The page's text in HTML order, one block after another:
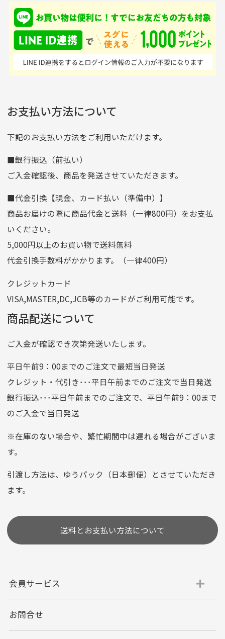
て、ここまでゴルフブラ
ンドの取り扱いがあるの
はすごい。 毎日たくさ
んの商品がアップされて
いるので新作チェックす
ており商品を大切にして
いる感が伝わってきまし
た 「フロント部分に汚
れあり」と記載ありまし
[…]
入金確認後商品発送となります。
※土曜、日曜、祝日は入金確認及び発送業務は致しておりま
せん。
尚、お振込み手数料はお客様ご負担となります。入金確認後
商品発送となります。
ご注文頂いてから7日以内をお振込み期限とさせ
りますのでご了承くださいませ。
支店名
和歌山支店
口座種別
普通
口座番号
0255557
口座名義
株式会社一条
ゆうちょ銀行
ゆうちょ間
記号
14710
他銀行から
店名
四七八（読みヨンナナハチ）
店番
478
預金種目
普通預金
口座番号
0776226
口座名義
株式会社一条
クレジットカード
選びいただけない場合がございます。
代金引換
代引手数料一律400円
申し込まれた商品と届いた商品が異なっている場合
商品説明に記載されていない汚れやダメージがある商品
の場合
お支払い方法について
下記のお支払い方法をご利用いただけます。
■銀行振込（前払い）
ご入金確認後、商品を発送させていただきます。
■代金引換【現金、カード払い（準備中）】
商品お届けの際に商品代金と送料（一律800円）をお支払
いください。
5,000円以上のお買い物で送料無料
代金引換手数料がかかります。（一律400円）
クレジットカード
VISA,MASTER,DC,JCB等のカードがご利用可能です。
商品配送について
ご入金が確認でき次第発送いたします。
平日午前9：00までのご注文で最短当日発送
クレジット・代引き･･･平日午前までのご注文で当日発送
銀行振込･･･平日午前までのご注文で、平日午前9：00まで
のご入金で当日発送
※在庫のない場合や、繁忙期間中は遅れる場合がございま
す。
引渡し方法は、ゆうパック（日本郵便）とさせていただき
ます。
送料とお支払い方法について
会員サービス
お問合せ